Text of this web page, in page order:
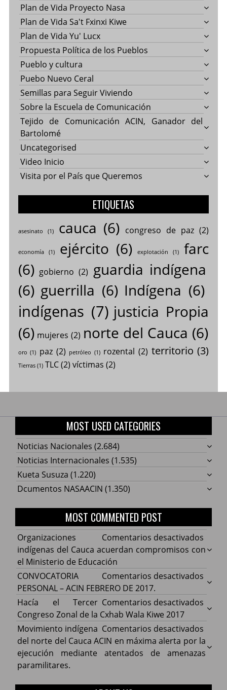
Plan de Vida Proyecto Nasa
Plan de Vida Sa't Fxinxi Kiwe
Plan de Vida Yu' Lucx
Propuesta Política de los Pueblos
Pueblo y cultura
Puebo Nuevo Ceral
Semillas para Seguir Viviendo
Sobre la Escuela de Comunicación
Tejido de Comunicación ACIN, Ganador del
Bartolomé
Uncategorised
Video Inicio
Visita por el País que Queremos
ETIQUETAS
asesinato (1) cauca (6) congreso de paz(2)
economía(1) ejército (6) explotación (1)
farc
(6) gobierno (2) guardia indígena
(6) guerrilla (6) Indígena (6)
indígenas (7) justicia Propia
(6) mujeres (2) norte del Cauca (6)
oro (1) paz (2) petróleo (1) rozental (2) territorio (3)
Tierras(1) TLC(2) víctimas (2)
MOST USED CATEGORIES
Noticias Nacionales (2.684)
Noticias Internacionales (1.535)
Kueta Susuza (1.220)
Dcumentos NASAACIN (1.350)
MOST COMMENTED POST
Comentarios desactivados
Cauca
con
de
Organizaciones
indígenas del Cauca acuerdan compromisos con
el Ministerio de Educación
Comentarios desactivados
ACIN
DE
CONVOCATORIA
PERSONAL – ACIN FEBRERO DE 2017.
Comentarios desactivados
Hacía
la
Hacía el Tercer
Congreso Zonal de la Cxhab Wala Kiwe 2017
Comentarios desactivados
Movimiento indígena
del norte del Cauca ACIN en máxima alerta por la
ejecución mediante atentados de amenazas
paramilitares.